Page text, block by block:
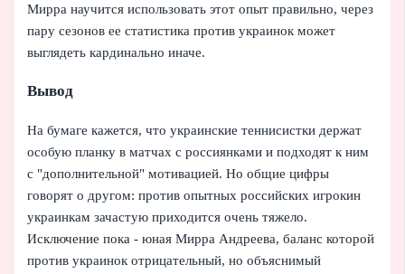
Мирра научится использовать этот опыт правильно, через
пару сезонов ее статистика против украинок может
выглядеть кардинально иначе.
Вывод
На бумаге кажется, что украинские теннисистки держат
особую планку в матчах с россиянками и подходят к ним
с "дополнительной" мотивацией. Но общие цифры
говорят о другом: против опытных российских игрокин
украинкам зачастую приходится очень тяжело.
Исключение пока - юная Мирра Андреева, баланс которой
против украинок отрицательный, но объяснимый